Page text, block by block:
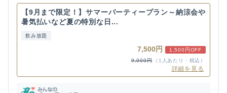
【9月まで限定！】サマーパーティープラン～納涼会や
暑気払いなど夏の特別な日...
飲み放題
7,500円
1,500円OFF
9,000円
（1人あたり・税込）
詳細を見る